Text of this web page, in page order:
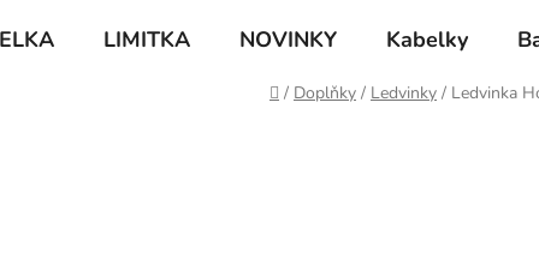
LIMITKA NOVINKY Kabelky
Domů
/ Doplňky / Ledvinky / Ledvinka